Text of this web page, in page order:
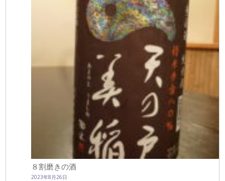
８割磨きの酒
2023年8月26日